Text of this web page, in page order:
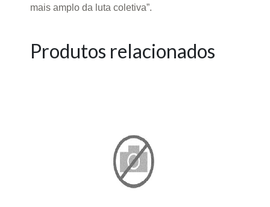
mais amplo da luta coletiva”.
Produtos relacionados